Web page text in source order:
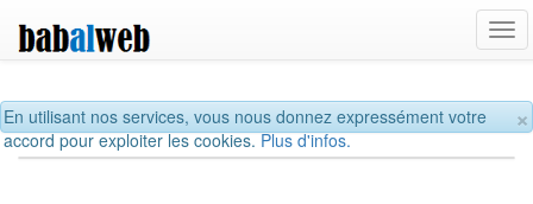
×
En utilisant nos services, vous nous donnez expressément votre
accord pour exploiter les cookies.Plus d'infos.